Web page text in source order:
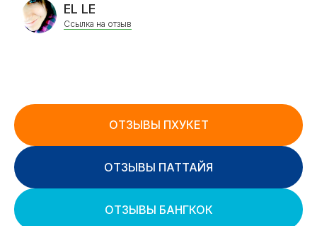
EL LE
Ссылка на отзыв
ОТЗЫВЫ ПХУКЕТ
ОТЗЫВЫ ПАТТАЙЯ
ОТЗЫВЫ БАНГКОК